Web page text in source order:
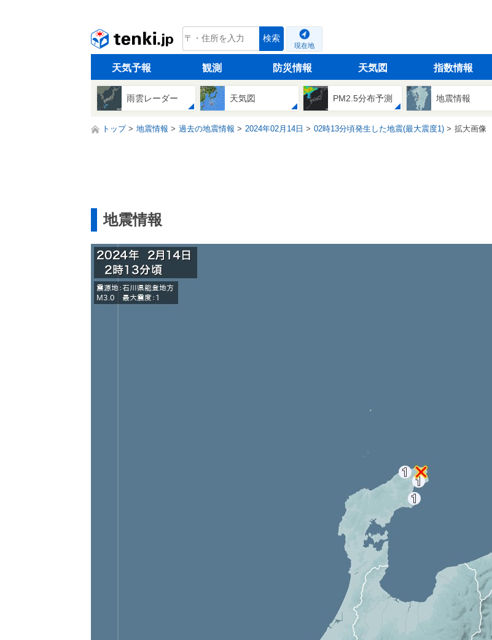
tenki.jp 検索
現在地
天気予報 観測 防災情報 天気図 指数情報
雨雲レーダー 天気図 PM2.5分布予測 地震情報
トップ 地震情報 過去の地震情報 2024年02月14日 02時13分頃発生した地震(最大震度1) 拡大画像
地震情報